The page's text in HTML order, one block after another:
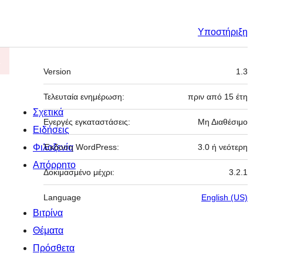
Υποστήριξη
Μεταστοιχεία
Version 1.3
Τελευταία ενημέρωση: πριν από 15 έτη
Ενεργές εγκαταστάσεις: Μη Διαθέσιμο
Έκδοση WordPress: 3.0 ή νεότερη
Δοκιμασμένο μέχρι: 3.2.1
Language English (US)
Σχετικά
Ειδήσεις
Φιλοξενία
Απόρρητο
Βιτρίνα
Θέματα
Πρόσθετα